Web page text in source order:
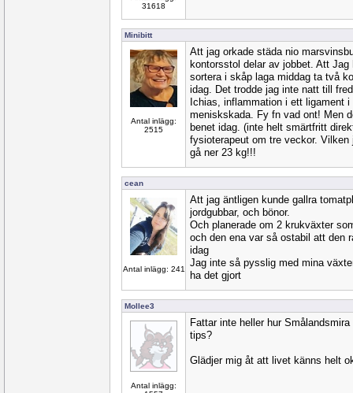
31618
Minibitt
Antal inlägg:
2515
Att jag orkade städa nio
kontorsstol delar av jobbet. Att
sortera i skåp laga middag ta två
idag. Det trodde jag inte natt till
Ichias, inflammation i ett ligament
meniskskada. Fy fn vad ont! Men
benet idag. (inte helt smärtfritt
fysioterapeut om tre veckor.
gå ner 23 kg!!!
cean
Antal inlägg: 241
Att jag äntligen kunde gallra
jordgubbar, och bönor.
Och planerade om 2 krukväxter
och den ena var så ostabil att den
idag
Jag inte så pysslig med mina
ha det gjort
Mollee3
Antal inlägg:
Fattar inte heller hur
tips?
Glädjer mig åt att livet känns helt